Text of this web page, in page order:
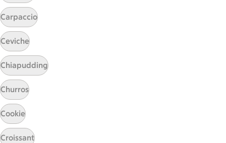
ICA Maxi
Utvalda leverantörer
Annonsera
Jobba på ICA
Hållbarhet
ICA Stiftelsen
En god morgondag
Kundservice
Carpaccio
Ceviche
Chiapudding
Churros
Cookie
Croissant